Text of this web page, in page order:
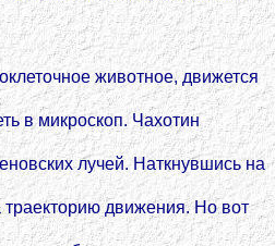
животное, движется
в микроскоп. Чахотин
лучей. Наткнувшись на
движения. Но вот